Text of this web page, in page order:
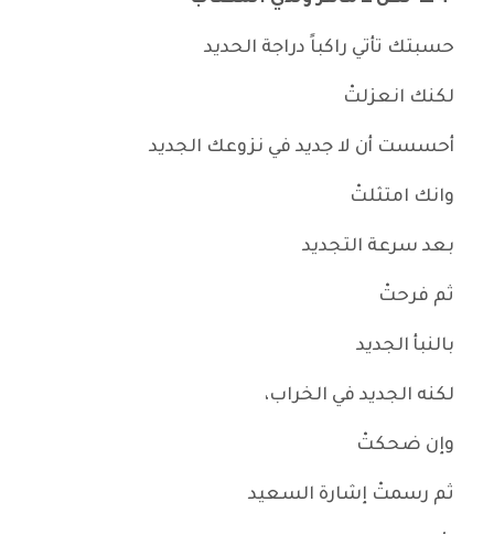
حسبتك تأتي راكباً دراجة الحديد
لكنك انعزلتْ
أحسست أن لا جديد في نزوعك الجديد
وانك امتثلتْ
بعد سرعة التجديد
ثم فرحتْ
بالنبأ الجديد
لكنه الجديد في الخراب،
وإن ضحكتْ
ثم رسمتْ إشارة السعيد